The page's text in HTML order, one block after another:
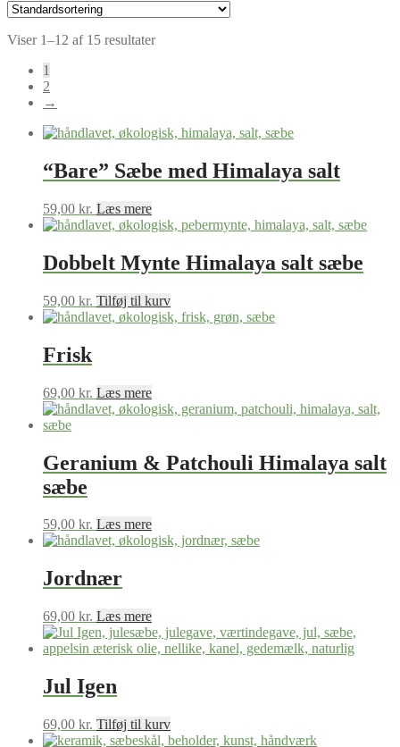
Viser 1–12 af 15 resultater
1
2
→
“Bare” Sæbe med Himalaya salt
59,00 kr. Læs mere
Dobbelt Mynte Himalaya salt sæbe
59,00 kr. Tilføj til kurv
Frisk
69,00 kr. Læs mere
Geranium & Patchouli Himalaya salt
sæbe
59,00 kr. Læs mere
Jordnær
69,00 kr. Læs mere
Jul Igen
69,00 kr. Tilføj til kurv